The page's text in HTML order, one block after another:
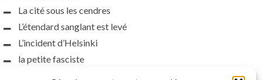
La cité sous les cendres
L’étendard sanglant est levé
L’incident d’Helsinki
la petite fasciste